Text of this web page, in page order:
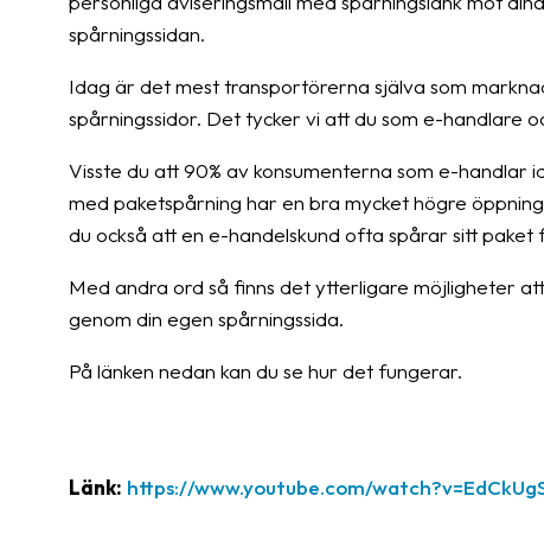
spårningssidan.
Idag är det mest transportörerna själva som
spårningssidor. Det tycker vi att du som e-handlare
Visste du att 90% av konsumenterna som e-handlar
med paketspårning har en bra mycket högre
du också att en e-handelskund ofta spårar sitt
Med andra ord så finns det ytterligare möjligheter
genom din egen spårningssida.
På länken nedan kan du se hur det fungerar.
Länk: https://www.youtube.com/